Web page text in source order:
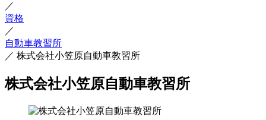
／
資格
／
自動車教習所
／ 株式会社小笠原自動車教習所
株式会社小笠原自動車教習所